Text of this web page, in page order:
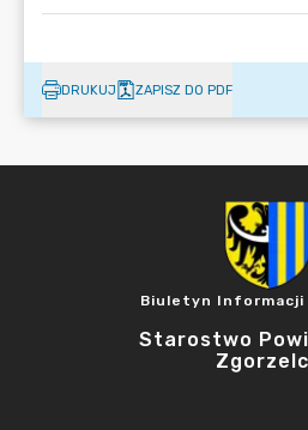
DRUKUJ ZAPISZ DO PDF
Biuletyn Informacji
Starostwo